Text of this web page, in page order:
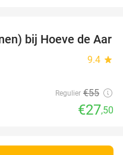
50%
bij Hoeve de Aar
9.4 star
Regulier €55
€27,50